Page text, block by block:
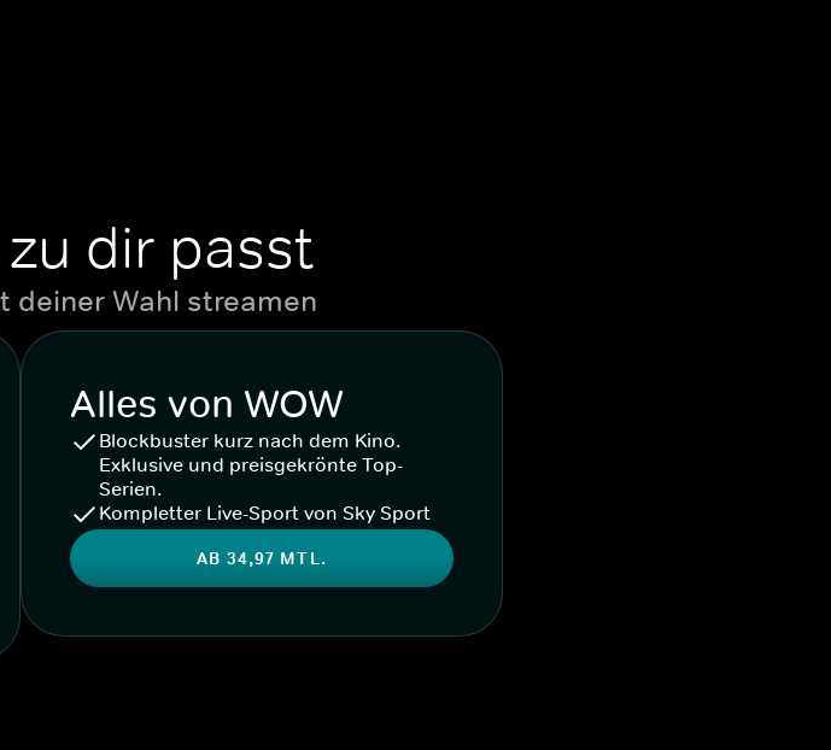
dir passt
deiner Wahl streamen
Alles von WOW
Blockbuster kurz nach dem Kino.
Exklusive und preisgekrönte Top-
Serien.
Kompletter Live-Sport von Sky Sport
AB 34,97 MTL.